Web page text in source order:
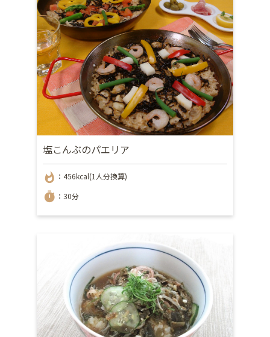
塩こんぶのパエリア
whatshot ：456kcal(1人分換算)
timer ：30分